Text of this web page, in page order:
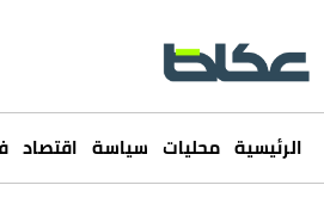
الرئيسية محليات سياسة اقتصاد